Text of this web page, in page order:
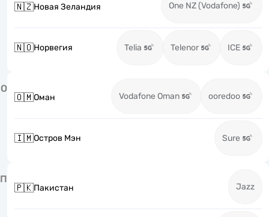
🇳🇿Новая Зеландия One NZ (Vodafone)
🇳🇴Норвегия Telia Telenor ICE
О
🇴🇲Оман Vodafone Oman ooredoo
🇮🇲Остров Мэн Sure
П
🇵🇰Пакистан Jazz